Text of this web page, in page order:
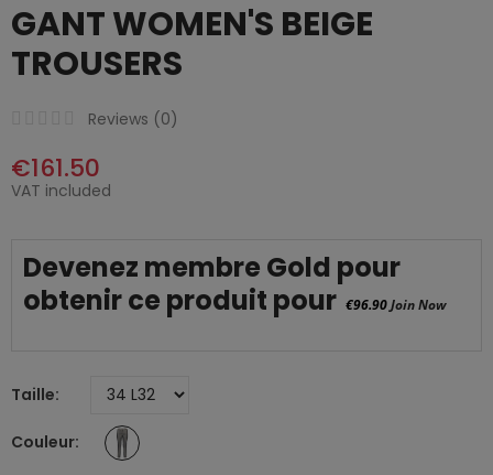
GANT WOMEN'S BEIGE
TROUSERS
Reviews (0)
€161.50
VAT included
Devenez membre Gold pour
obtenir ce produit pour €96.90Join Now
Taille
Couleur